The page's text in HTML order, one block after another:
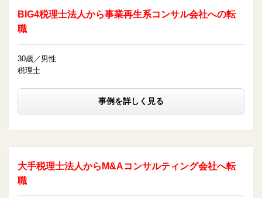
BIG4税理士法人から事業再生系コンサル会社への転
職
30歳／男性
税理士
事例を詳しく見る
大手税理士法人からM&Aコンサルティング会社へ転
職